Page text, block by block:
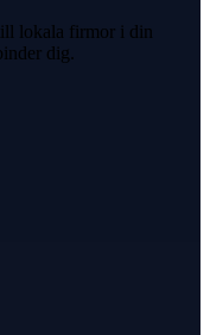
lokala firmor i din
dig.